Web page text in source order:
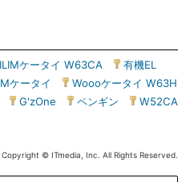
ケータイ W63CA 有機EL
ケータイ
Woooケータイ W63H
G'zOne ペンギン
W52CA
Copyright © ITmedia, Inc. All Rights Reserved.